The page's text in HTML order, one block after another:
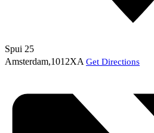
Spui 25
Amsterdam,1012XA Get Directions